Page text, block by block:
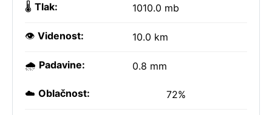
🌡️ Tlak: 1010.0 mb
👁️ Videnost: 10.0 km
🌧️ Padavine: 0.8 mm
☁️ Oblačnost: 72%